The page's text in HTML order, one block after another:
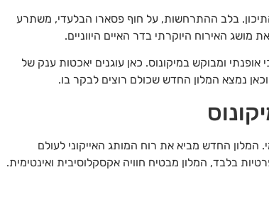
בלב ההתרחשות, על חוף פסארו הבלעדי, משתרע
מושג האירוח היוקרתי בדר האיים היווניים.
ומבוקש במיקונוס. כאן עוגנים יאכטות ענק של
נמצא המלון החדש שכולם רוצים לבקר בו.
החדש מביא את רוח המותג האייקוני לעולם
חדרים וסוויטות יוקרתיות ו-3 וילות פרטיות בלבד, המלון מבטיח חוויה אקסקלוסיבית ואינטימית.